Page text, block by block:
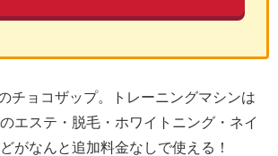
チョコザップ。トレーニングマシンは
エステ・脱毛・ホワイトニング・ネイ
がなんと追加料金なしで使える！